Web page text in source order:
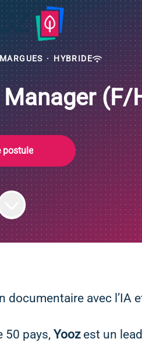
· HYBRIDE
(F/
postule
documentaire avec l’IA
50 pays, Yoozest un